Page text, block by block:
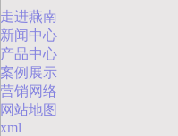
走进燕南
新闻中心
产品中心
案例展示
营销网络
网站地图
xml